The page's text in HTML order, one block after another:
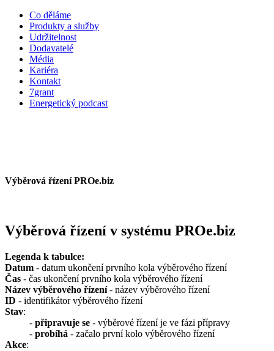
Co děláme
Produkty a služby
Udržitelnost
Dodavatelé
Média
Kariéra
Kontakt
7grant
Energetický podcast
Výběrová řízení PROe.biz
Výběrová řízení v systému PROe.biz
Legenda k tabulce:
Datum - datum ukončení prvního kola výběrového řízení
Čas - čas ukončení prvního kola výběrového řízení
Název výběrového řízení- název výběrového řízení
ID - identifikátor výběrového řízení
Stav:
- připravuje se - výběrové řízení je ve fázi přípravy
- probíhá - začalo první kolo výběrového řízení
Akce: